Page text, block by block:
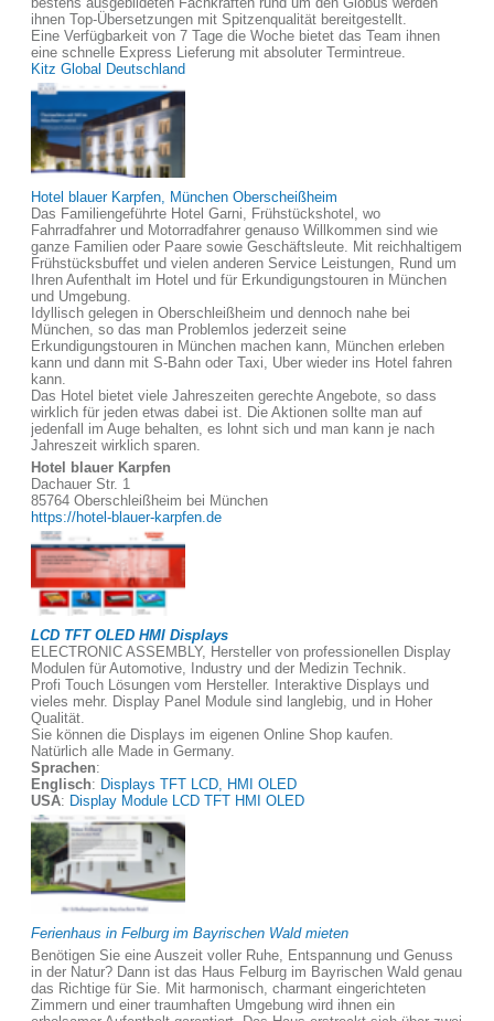
ihnen Top-Übersetzungen mit Spitzenqualität bereitgestellt.
Eine Verfügbarkeit von 7 Tage die Woche bietet das Team ihnen
eine schnelle Express Lieferung mit absoluter Termintreue.
Kitz Global Deutschland
Hotel blauer Karpfen, München Oberscheißheim
Das Familiengeführte Hotel Garni, Frühstückshotel, wo
Fahrradfahrer und Motorradfahrer genauso Willkommen sind wie
ganze Familien oder Paare sowie Geschäftsleute. Mit reichhaltigem
Frühstücksbuffet und vielen anderen Service Leistungen, Rund um
Ihren Aufenthalt im Hotel und für Erkundigungstouren in München
und Umgebung.
Idyllisch gelegen in Oberschleißheim und dennoch nahe bei
München, so das man Problemlos jederzeit seine
Erkundigungstouren in München machen kann, München erleben
kann und dann mit S-Bahn oder Taxi, Uber wieder ins Hotel fahren
kann.
Das Hotel bietet viele Jahreszeiten gerechte Angebote, so dass
wirklich für jeden etwas dabei ist. Die Aktionen sollte man auf
jedenfall im Auge behalten, es lohnt sich und man kann je nach
Jahreszeit wirklich sparen.
Hotel blauer Karpfen
Dachauer Str. 1
85764 Oberschleißheim bei München
https://hotel-blauer-karpfen.de
LCD TFT OLED HMI Displays
ELECTRONIC ASSEMBLY, Hersteller von professionellen Display
Modulen für Automotive, Industry und der Medizin Technik.
Profi Touch Lösungen vom Hersteller. Interaktive Displays und
vieles mehr. Display Panel Module sind langlebig, und in Hoher
Qualität.
Sie können die Displays im eigenen Online Shop kaufen.
Natürlich alle Made in Germany.
Sprachen:
Englisch: Displays TFT LCD, HMI OLED
USA: Display Module LCD TFT HMI OLED
Ferienhaus in Felburg im Bayrischen Wald mieten
Benötigen Sie eine Auszeit voller Ruhe, Entspannung und Genuss
in der Natur? Dann ist das Haus Felburg im Bayrischen Wald genau
das Richtige für Sie. Mit harmonisch, charmant eingerichteten
Zimmern und einer traumhaften Umgebung wird ihnen ein